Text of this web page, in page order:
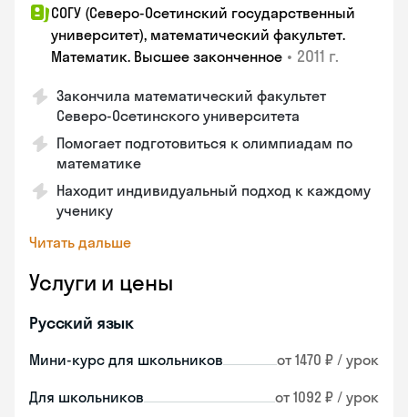
СОГУ (Северо-Осетинский государственный
университет), математический факультет.
Математик. Высшее законченное • 2011 г.
Закончила математический факультет
Северо-Осетинского университета
Помогает подготовиться к олимпиадам по
математике
Находит индивидуальный подход к каждому
ученику
Читать дальше
Услуги и цены
Русский язык
Мини-курс для школьников от 1470 ₽ / урок
Для школьников от 1092 ₽ / урок